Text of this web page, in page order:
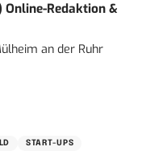
Redaktion &
an der Ruhr
START-UPS